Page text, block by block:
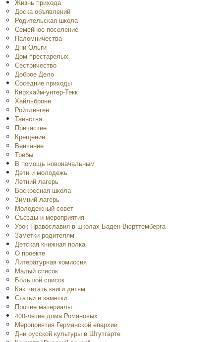
Жизнь прихода
Доска объявлений
Родительская школа
Семейное поселение
Паломничества
Дни Ольги
Дом престарелых
Сестричество
Доброе Дело
Соседние приходы
Кирххайм-унтер-Текк
Хайльбронн
Ройтлинген
Таинства
Причастие
Крещение
Венчание
Требы
В помощь новоначальным
Дети и молодежь
Летний лагерь
Воскресная школа
Зимний лагерь
Молодежный совет
Съезды и мероприятия
Урок Православия в школах Баден-Вюрттемберга
Заметки родителям
Детская книжная полка
O проекте
Литературная комиссия
Малый список
Большой список
Как читать книги детям
Статьи и заметки
Прочие материалы
400-летие дома Романовых
Мероприятия Германской епархии
Дни русской культуры в Штутгарте